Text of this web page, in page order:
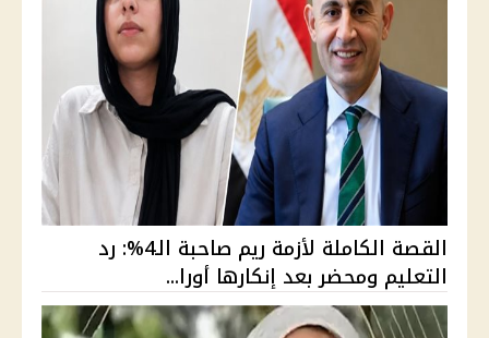
القصة الكاملة لأزمة ريم صاحبة الـ4%: رد
التعليم ومحضر بعد إنكارها أورا...